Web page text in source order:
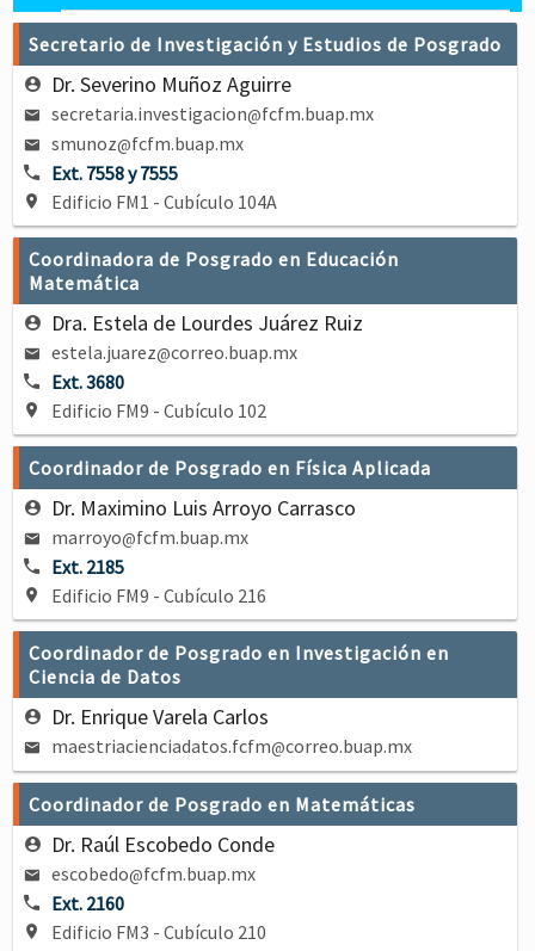
Secretario de Investigación y Estudios de Posgrado
Dr. Severino Muñoz Aguirre
secretaria.investigacion@fcfm.buap.mx
smunoz@fcfm.buap.mx
Ext. 7558 y 7555
Edificio FM1 - Cubículo 104A
Coordinadora de Posgrado en Educación
Matemática
Dra. Estela de Lourdes Juárez Ruiz
estela.juarez@correo.buap.mx
Ext. 3680
Edificio FM9 - Cubículo 102
Coordinador de Posgrado en Física Aplicada
Dr. Maximino Luis Arroyo Carrasco
marroyo@fcfm.buap.mx
Ext. 2185
Edificio FM9 - Cubículo 216
Coordinador de Posgrado en Investigación en
Ciencia de Datos
Dr. Enrique Varela Carlos
maestriacienciadatos.fcfm@correo.buap.mx
Coordinador de Posgrado en Matemáticas
Dr. Raúl Escobedo Conde
escobedo@fcfm.buap.mx
Ext. 2160
Edificio FM3 - Cubículo 210